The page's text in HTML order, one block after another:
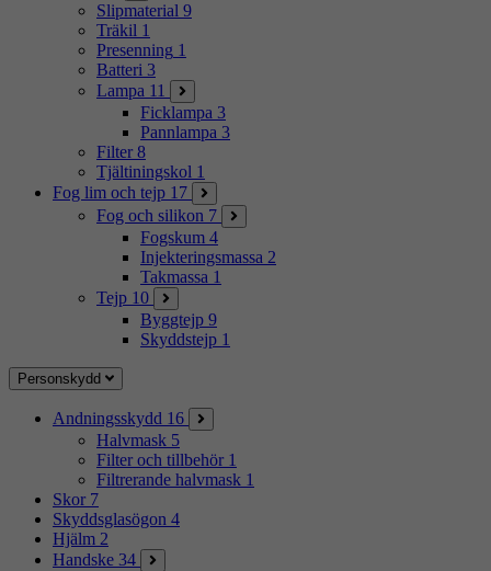
Slipmaterial 9
Träkil 1
Presenning 1
Batteri 3
Lampa 11
Ficklampa 3
Pannlampa 3
Filter 8
Tjältiningskol 1
Fog lim och tejp 17
Fog och silikon 7
Fogskum 4
Injekteringsmassa 2
Takmassa 1
Tejp 10
Byggtejp 9
Skyddstejp 1
Personskydd
Andningsskydd 16
Halvmask 5
Filter och tillbehör 1
Filtrerande halvmask 1
Skor 7
Skyddsglasögon 4
Hjälm 2
Handske 34